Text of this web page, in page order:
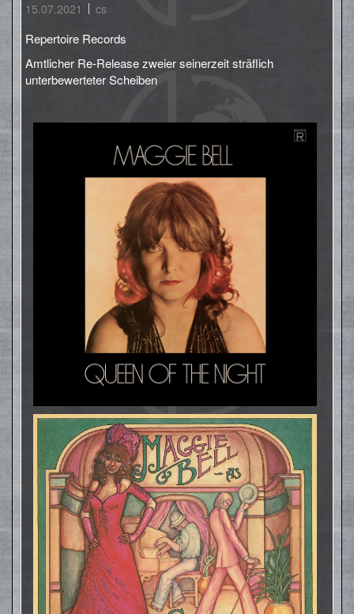
15.07.2021 cs
Repertoire Records
Amtlicher Re-Release zweier seinerzeit sträflich
unterbewerteter Scheiben